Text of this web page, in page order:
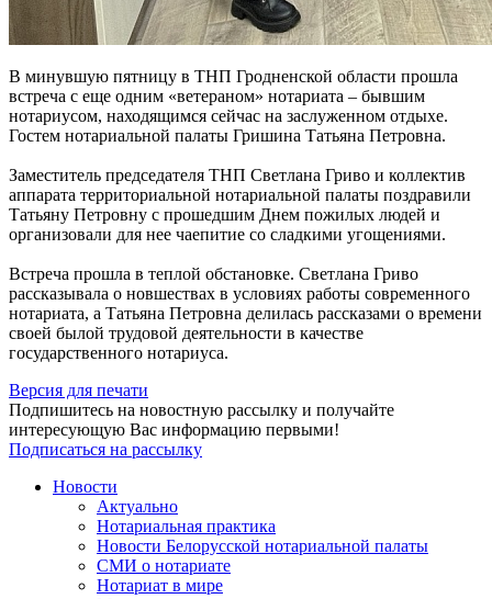
В минувшую пятницу в ТНП Гродненской области прошла
встреча с еще одним «ветераном» нотариата – бывшим
нотариусом, находящимся сейчас на заслуженном отдыхе.
Гостем нотариальной палаты Гришина Татьяна Петровна.
Заместитель председателя ТНП Светлана Гриво и коллектив
аппарата территориальной нотариальной палаты поздравили
Татьяну Петровну с прошедшим Днем пожилых людей и
организовали для нее чаепитие со сладкими угощениями.
Встреча прошла в теплой обстановке. Светлана Гриво
рассказывала о новшествах в условиях работы современного
нотариата, а Татьяна Петровна делилась рассказами о времени
своей былой трудовой деятельности в качестве
государственного нотариуса.
Версия для печати
Подпишитесь на новостную рассылку и получайте
интересующую Вас информацию первыми!
Подписаться на рассылку
Новости
Актуально
Нотариальная практика
Новости Белорусской нотариальной палаты
СМИ о нотариате
Нотариат в мире